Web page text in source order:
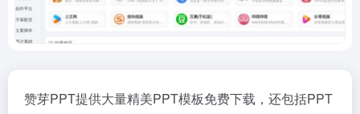
赞芽PPT提供大量精美PPT模板免费下载，还包括PPT